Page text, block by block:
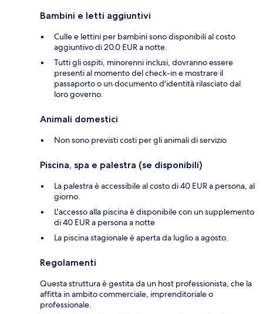
Bambini e letti aggiuntivi
Culle e lettini per bambini sono disponibili al costo
aggiuntivo di 20.0 EUR a notte.
Tutti gli ospiti, minorenni inclusi, dovranno essere
presenti al momento del check-in e mostrare il
passaporto o un documento d'identità rilasciato dal
loro governo.
Animali domestici
Non sono previsti costi per gli animali di servizio
Piscina, spa e palestra (se disponibili)
La palestra è accessibile al costo di 40 EUR a persona, al
giorno.
L'accesso alla piscina è disponibile con un supplemento
di 40 EUR a persona a notte
La piscina stagionale è aperta da luglio a agosto.
Regolamenti
Questa struttura è gestita da un host professionista, che la
affitta in ambito commerciale, imprenditoriale o
professionale.